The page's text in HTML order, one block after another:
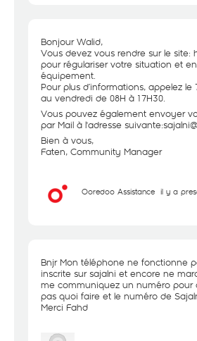
Bonjour Walid,
Vous devez vous rendre sur le site:
pour régulariser votre situation et
équipement.
Pour plus d’informations, appelez le
au vendredi de 08H à 17H30.
Vous pouvez également envoyer
par Mail à l'adresse
Bien à vous,
Faten, Community Manager
Ooredoo Assistance il y a
Bnjr Mon téléphone ne fonctionne
inscrite sur sajalni et encore ne
me communiquez un numéro pour
pas quoi faire et le numéro de
Merci Fahd